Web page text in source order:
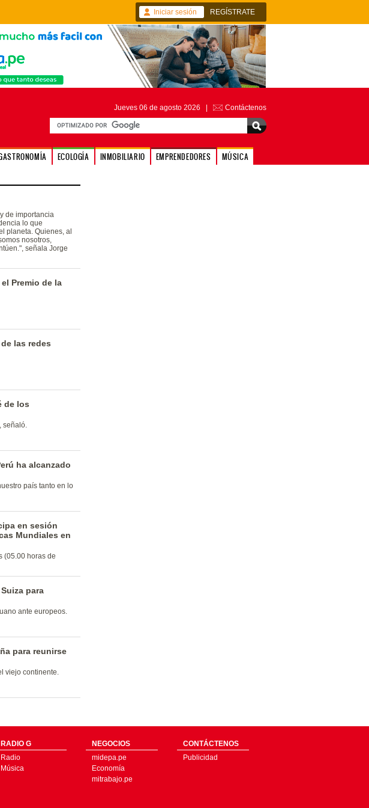
Iniciar sesión REGÍSTRATE
Jueves 06 de agosto 2026 | Contáctenos
ECOLOGÍA INMOBILIARIO EMPRENDEDORES MÚSICA
de importancia
lo que
planeta. Quienes, al
nosotros,
señala Jorge
Premio de la
las redes
de los
señaló.
ha alcanzado
país tanto en lo
en sesión
Mundiales en
(05.00 horas de
para
ante europeos.
para reunirse
viejo continente.
RADIO G
Radio
Música
NEGOCIOS
midepa.pe
Economía
mitrabajo.pe
CONTÁCTENOS
Publicidad